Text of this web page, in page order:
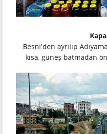
Besni'den ayrılıp
kısa, güneş batmadan